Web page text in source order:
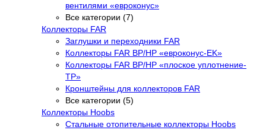
вентилями «евроконус»
Все категории (7)
Коллекторы FAR
Заглушки и переходники FAR
Коллекторы FAR ВР/НР «евроконус-EK»
Коллекторы FAR ВР/НР «плоское уплотнение-
TP»
Кронштейны для коллекторов FAR
Все категории (5)
Коллекторы Hoobs
Стальные отопительные коллекторы Hoobs